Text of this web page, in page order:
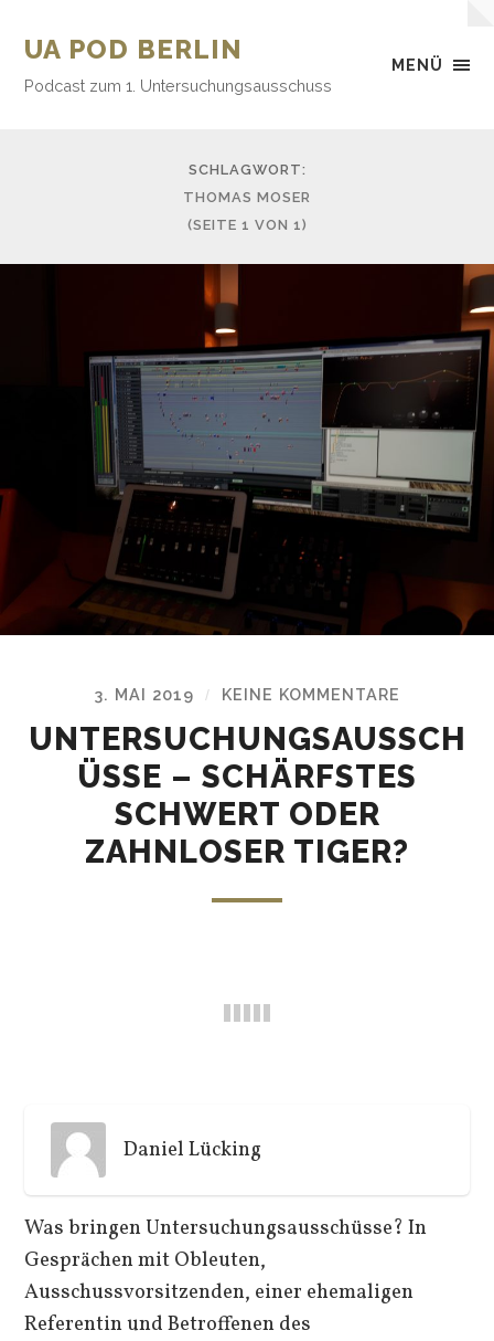
MENÜ
UA POD BERLIN
Podcast zum 1. Untersuchungsausschuss
SCHLAGWORT:
THOMAS MOSER
(SEITE 1 VON 1)
3. MAI 2019 / KEINE KOMMENTARE
UNTERSUCHUNGSAUSSCH
ÜSSE – SCHÄRFSTES
SCHWERT ODER
ZAHNLOSER TIGER?
Daniel Lücking
Was bringen Untersuchungsausschüsse? In
Gesprächen mit Obleuten,
Ausschussvorsitzenden, einer ehemaligen
Referentin und Betroffenen des